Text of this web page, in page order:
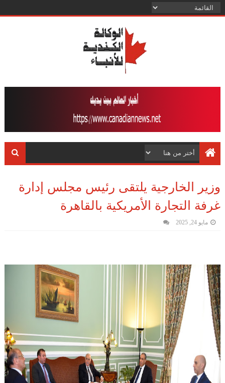
وزير الخارجية يلتقى رئيس مجلس إدارة
غرفة التجارة الأمريكية بالقاهرة
مايو 24, 2025